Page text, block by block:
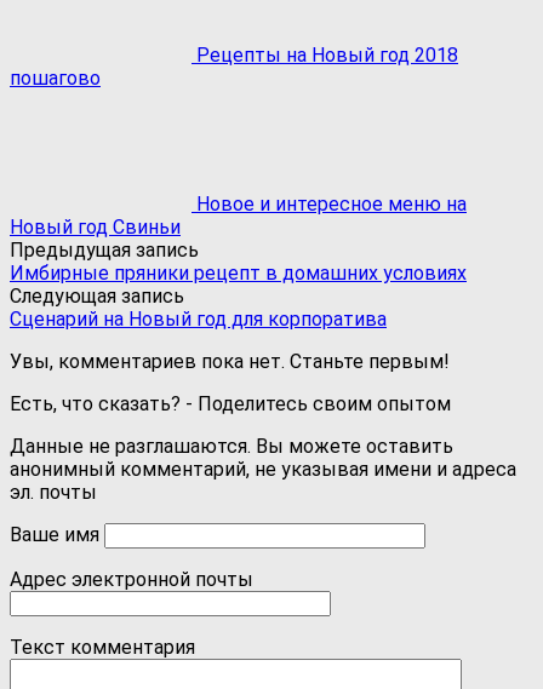
Рецепты на Новый год 2018
пошагово
Новое и интересное меню на
Новый год Свиньи
Предыдущая запись
Имбирные пряники рецепт в домашних условиях
Следующая запись
Сценарий на Новый год для корпоратива
Увы, комментариев пока нет. Станьте первым!
Есть, что сказать? - Поделитесь своим опытом
Данные не разглашаются. Вы можете оставить
анонимный комментарий, не указывая имени и адреса
эл. почты
Ваше имя
Адрес электронной почты
Текст комментария